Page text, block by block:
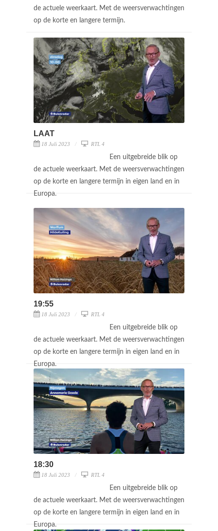
de actuele weerkaart. Met de weersverwachtingen
op de korte en langere termijn.
LAAT
18 Juli 2023 RTL 4
Een uitgebreide blik op
de actuele weerkaart. Met de weersverwachtingen
op de korte en langere termijn in eigen land en in
Europa.
19:55
18 Juli 2023 RTL 4
Een uitgebreide blik op
de actuele weerkaart. Met de weersverwachtingen
op de korte en langere termijn in eigen land en in
Europa.
18:30
18 Juli 2023 RTL 4
Een uitgebreide blik op
de actuele weerkaart. Met de weersverwachtingen
op de korte en langere termijn in eigen land en in
Europa.